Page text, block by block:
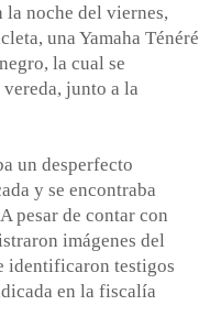
la noche del viernes,
una Yamaha Ténéré
la cual se
junto a la
un desperfecto
y se encontraba
pesar de contar con
imágenes del
identificaron testigos
en la fiscalía